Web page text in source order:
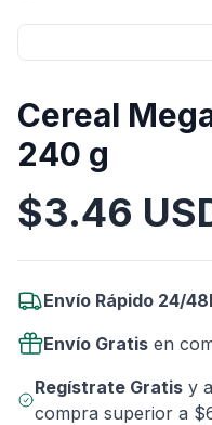
Cereal
240 g
Información del
$3.46
Envío Rápido 24/
Envío Gratis en
Regístrate Gratisy
compra superior a